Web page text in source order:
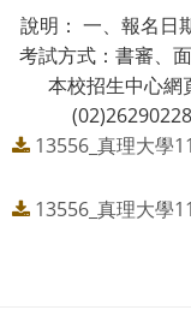
說明： 一、報名日
考試方式：書審、
本校招生中心網
13556_真理大學
13556_真理大學